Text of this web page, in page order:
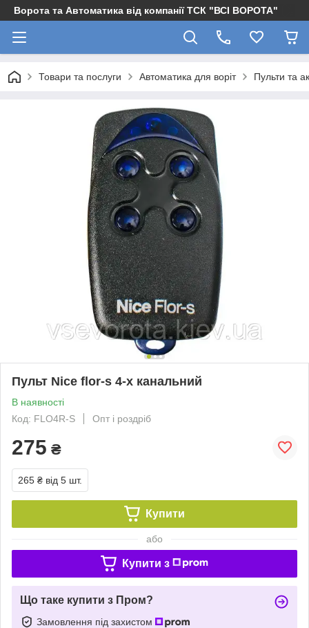
Ворота та Автоматика від компанії ТСК "ВСІ ВОРОТА"
Товари та послуги Автоматика для воріт Пульти та
Пульт Nice flor-s 4-х канальний
В наявності
Код: FLO4R-S
Опт і роздріб
275 ₴
265 ₴ від 5 шт.
Купити
або
Купити з
Що таке купити з Пром?
Замовлення під захистом